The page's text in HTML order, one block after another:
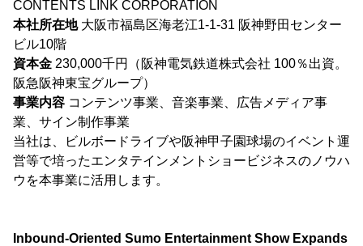
CONTENTS LINK CORPORATION
本社所在地大阪市福島区海老江1-1-31 阪神野田センター
ビル10階
資本金 230,000千円（阪神電気鉄道株式会社 100％出資。
阪急阪神東宝グループ）
事業内容 コンテンツ事業、音楽事業、広告メディア事
業、サイン制作事業
当社は、ビルボードライブや阪神甲子園球場のイベント運
営等で培ったエンタテインメントショービジネスのノウハ
ウを本事業に活用します。
Inbound-Oriented Sumo Entertainment Show Expands